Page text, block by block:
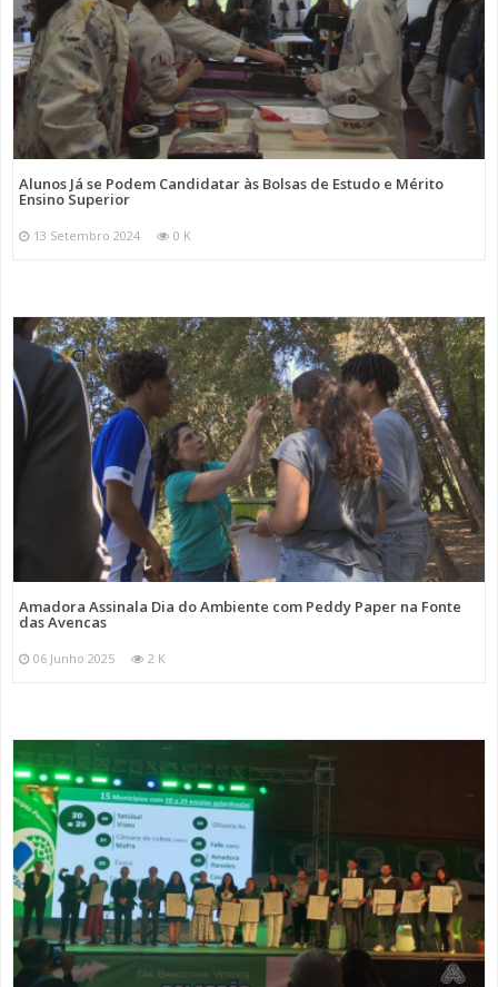
Alunos Já se Podem Candidatar às Bolsas de Estudo e Mérito
Ensino Superior
13 Setembro 2024 0 K
Amadora Assinala Dia do Ambiente com Peddy Paper na Fonte
das Avencas
06 Junho 2025 2 K